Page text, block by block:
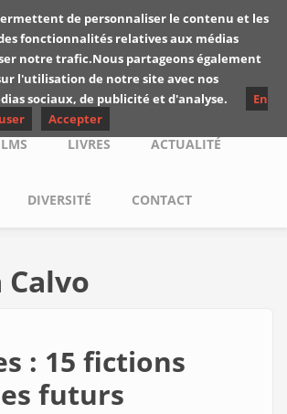
critiques de
Yuyine
LIVRES ACTUALITÉ
DIVERSITÉ CONTACT
: 15 fictions
futurs
de personnaliser le contenu et les
fonctionnalités relatives aux médias
notre trafic.Nous partageons également
l'utilisation de notre site avec nos
sociaux, de publicité et d'analyse.
En
Accepter